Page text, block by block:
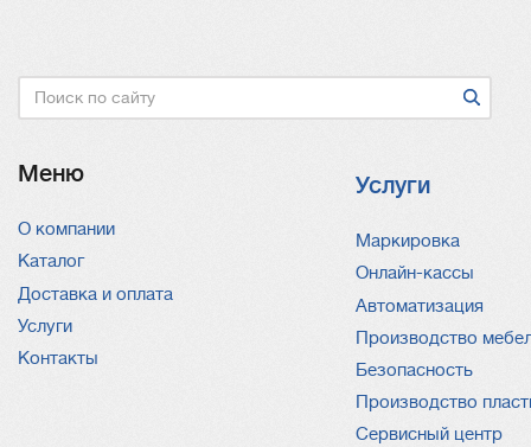
Поиск
Меню
О компании
Каталог
Доставка и оплата
Услуги
Контакты
Услуги
Услуги
Маркировка
Онлайн-кассы
Автоматизация
Производство
Безопасность
Производство
Сервисный центр